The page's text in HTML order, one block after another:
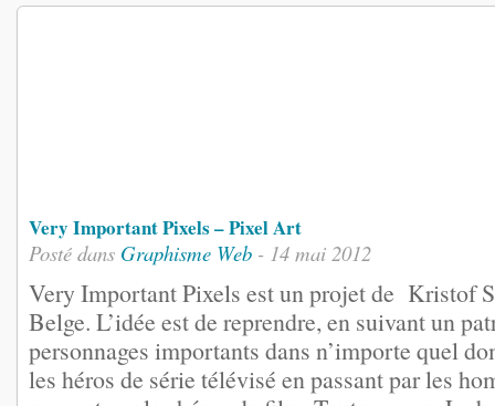
Very Important Pixels – Pixel Art
Posté dans Graphisme Web - 14 mai 2012
Very Important Pixels est un projet de Kristof
Belge. L’idée est de reprendre, en suivant un
personnages importants dans n’importe quel
les héros de série télévisé en passant par les